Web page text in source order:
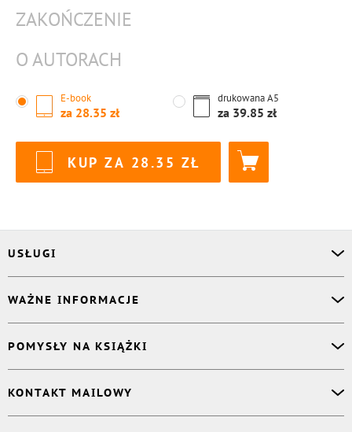
ZAKOŃCZENIE
O AUTORACH
E-book
za 28.35
drukowanaA5
za 39.85
KUP ZA 28.35
USŁUGI
Korektor
Projektant okładki
Druk Twojej książki
Publikacja
WAŻNE INFORMACJE
Książki Ridero
Pomoc
Polityka prywatności
POMYSŁY NA KSIĄŻKI
Dzienniczek malucha
Książka eksperta
KONTAKT MAILOWY